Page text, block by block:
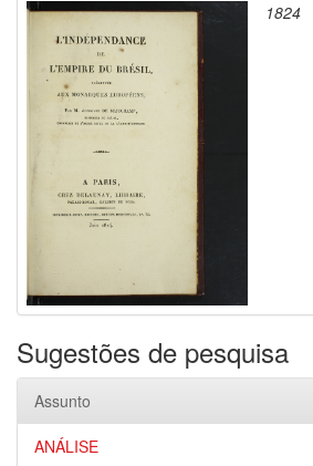
1824
Sugestões de pesquisa
Assunto
ANÁLISE